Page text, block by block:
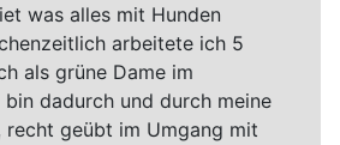
was alles mit Hunden
arbeitete ich 5
als grüne Dame im
bin dadurch und durch meine
recht geübt im Umgang mit